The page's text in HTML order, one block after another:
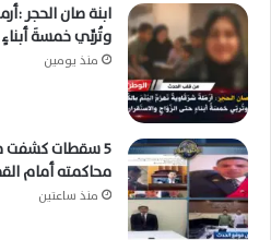
ابنة صان الحجر
وتُربِّي خمسةَ أبناءٍ
منذ يومين
5 سقطات كشفت
محاكمته أمام
منذ ساعتين